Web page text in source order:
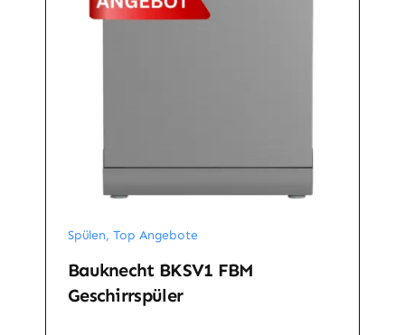
Spülen, Top Angebote
Bauknecht BKSV1 FBM
Geschirrspüler